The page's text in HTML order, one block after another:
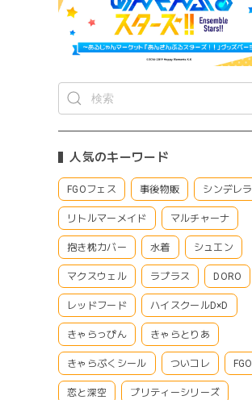
人気のキーワード
FGOフェス 事後物販 シンデレラ
リトルマーメイド マルチャーナ
抱き枕カバー 水着 シュエン
マクスウェル ラプラス DORO
レッドフード ハイスクールD×D
きゃらっぴん きゃらとりあ
きゃらぷくシール ついコレ FGO
恋と深空 プリティーシリーズ